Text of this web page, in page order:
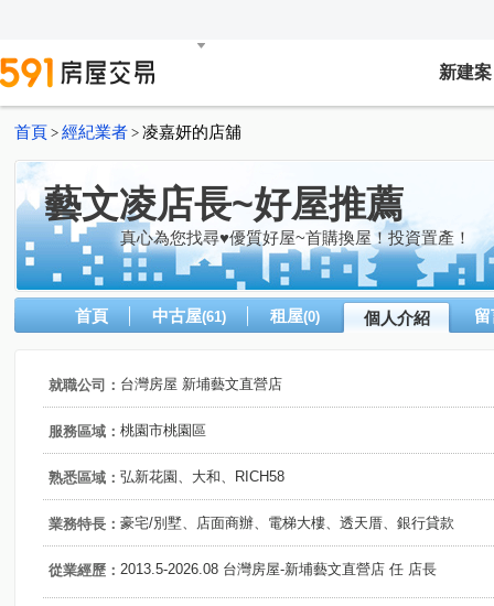
新建案
首頁 > 經紀業者 > 凌嘉妍的店舖
藝文凌店長~好屋推薦
真心為您找尋♥優質好屋~首購換屋！投資置產！
首頁 中古屋(61) 租屋(0) 個人介紹
就職公司： 台灣房屋 新埔藝文直營店
服務區域： 桃園市桃園區
熟悉區域： 弘新花園、大和、RICH58
業務特長： 豪宅/別墅、店面商辦、電梯大樓、透天厝、銀行貸款
從業經歷： 2013.5-2026.08 台灣房屋-新埔藝文直營店 任 店長